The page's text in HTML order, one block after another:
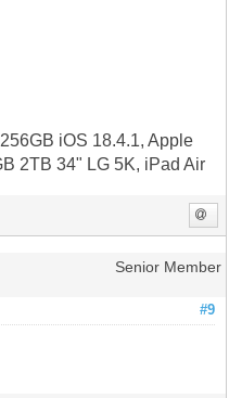
iOS 18.4.1, Apple
2TB 34" LG 5K, iPad Air
Senior Member
#9